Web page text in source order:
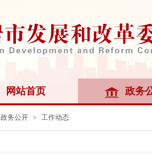
网站首页 政务
政务公开 > 工作动态